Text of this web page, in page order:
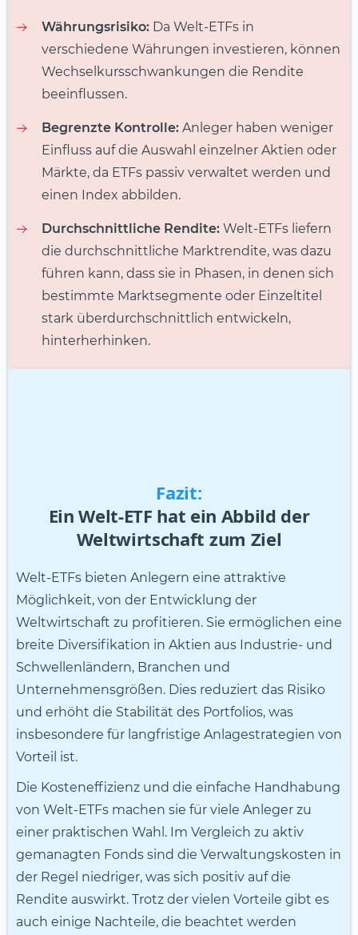
Währungsrisiko: Da Welt-ETFs in
verschiedene Währungen investieren, können
Wechselkursschwankungen die Rendite
beeinflussen.
Begrenzte Kontrolle: Anleger haben weniger
Einfluss auf die Auswahl einzelner Aktien oder
Märkte, da ETFs passiv verwaltet werden und
einen Index abbilden.
Durchschnittliche Rendite: Welt-ETFs liefern
die durchschnittliche Marktrendite, was dazu
führen kann, dass sie in Phasen, in denen sich
bestimmte Marktsegmente oder Einzeltitel
stark überdurchschnittlich entwickeln,
hinterherhinken.
Fazit:
Ein Welt-ETF hat ein Abbild der
Weltwirtschaft zum Ziel
Welt-ETFs bieten Anlegern eine attraktive
Möglichkeit, von der Entwicklung der
Weltwirtschaft zu profitieren. Sie ermöglichen eine
breite Diversifikation in Aktien aus Industrie- und
Schwellenländern, Branchen und
Unternehmensgrößen. Dies reduziert das Risiko
und erhöht die Stabilität des Portfolios, was
insbesondere für langfristige Anlagestrategien von
Vorteil ist.
Die Kosteneffizienz und die einfache Handhabung
von Welt-ETFs machen sie für viele Anleger zu
einer praktischen Wahl. Im Vergleich zu aktiv
gemanagten Fonds sind die Verwaltungskosten in
der Regel niedriger, was sich positiv auf die
Rendite auswirkt. Trotz der vielen Vorteile gibt es
auch einige Nachteile, die beachtet werden